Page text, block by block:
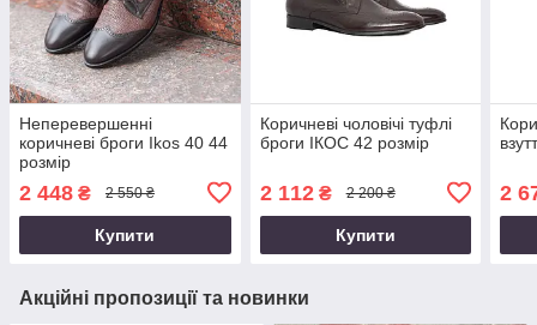
Неперевершенні
коричневі броги Ikos 40 44
розмір
2 448 ₴ 2 550 ₴
Купити
Коричневі чоловічі туфлі
броги ІКОС 42 розмір
2 112₴ 2 200 ₴
Купити
2
Акційні пропозиції та новинки